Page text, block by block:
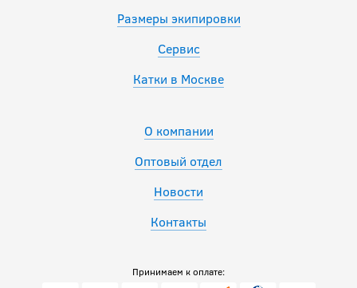
Размеры экипировки
Сервис
Катки в Москве
О компании
Оптовый отдел
Новости
Контакты
Принимаем к оплате: